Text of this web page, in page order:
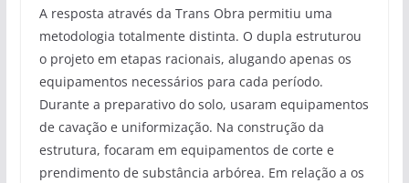
A resposta através da Trans Obra permitiu uma
metodologia totalmente distinta. O dupla estruturou
o projeto em etapas racionais, alugando apenas os
equipamentos necessários para cada período.
Durante a preparativo do solo, usaram equipamentos
de cavação e uniformização. Na construção da
estrutura, focaram em equipamentos de corte e
prendimento de substância arbórea. Em relação a os